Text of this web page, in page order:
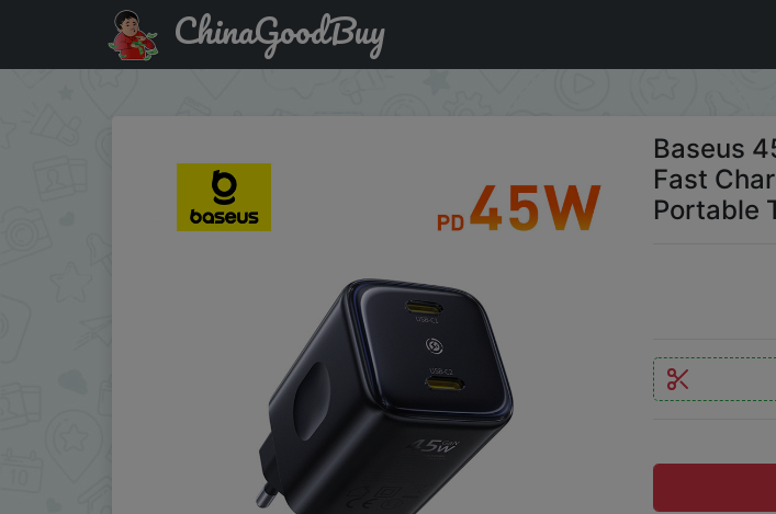
Промокод на скидку :07GB04 Baseus 45W GaN Charger For iPhone Samsung POCO Fast
ChinaGoodBuy
Baseus
Fast
Portable